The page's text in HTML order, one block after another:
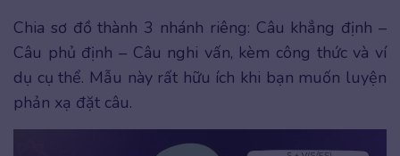
Chia sơ đồ thành 3 nhánh riêng: Câu khẳng định –
Câu phủ định – Câu nghi vấn, kèm công thức và ví
dụ cụ thể. Mẫu này rất hữu ích khi bạn muốn luyện
phản xạ đặt câu.